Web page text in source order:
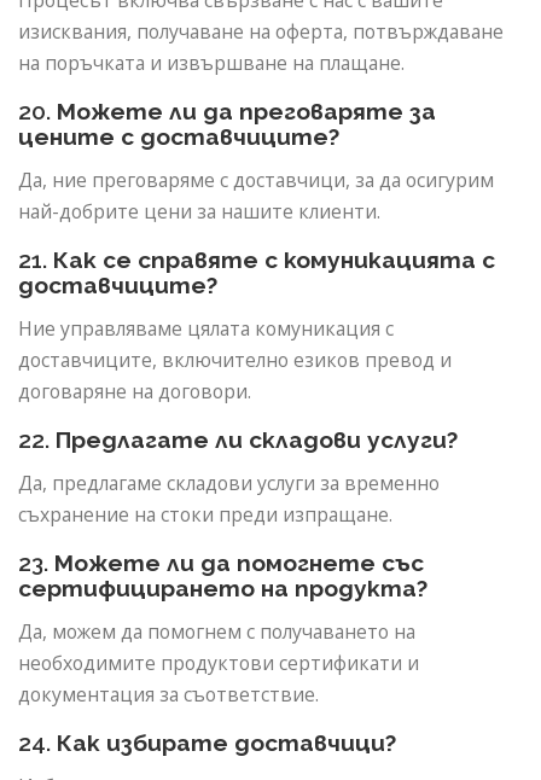
изисквания, получаване на оферта, потвърждаване
на поръчката и извършване на плащане.
20. Можете ли да преговаряте за
цените с доставчиците?
Да, ние преговаряме с доставчици, за да осигурим
най-добрите цени за нашите клиенти.
21. Как се справяте с комуникацията с
доставчиците?
Ние управляваме цялата комуникация с
доставчиците, включително езиков превод и
договаряне на договори.
22. Предлагате ли складови услуги?
Да, предлагаме складови услуги за временно
съхранение на стоки преди изпращане.
23. Можете ли да помогнете със
сертифицирането на продукта?
Да, можем да помогнем с получаването на
необходимите продуктови сертификати и
документация за съответствие.
24. Как избирате доставчици?